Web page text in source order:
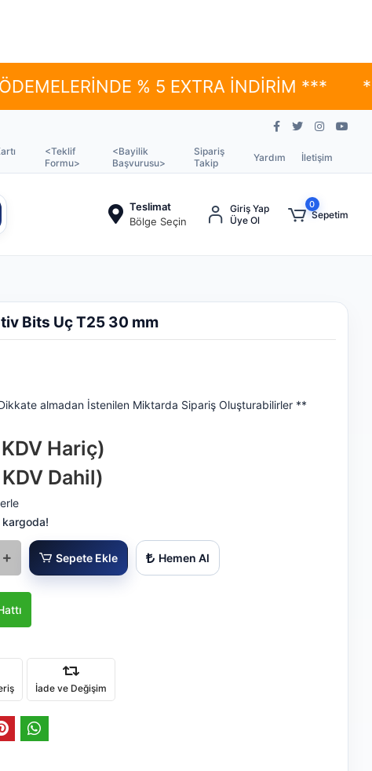
% 5 EXTRA İNDİRİM *** ***
<Teklif
Formu>
<Bayilik
Başvurusu>
Sipariş
Takip
Yardım İletişim
Teslimat
Bölge Seçin
Giriş Yap
Üye Ol
0
Sepetim
Bits Uç T25 30 mm
almadan İstenilen Miktarda Sipariş Oluşturabilirler **
Hariç)
Dahil)
kargoda!
Sepete Ekle Hemen Al
İade ve Değişim